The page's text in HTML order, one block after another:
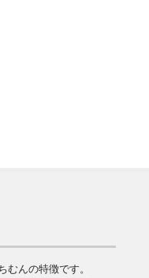
むんの特徴です。